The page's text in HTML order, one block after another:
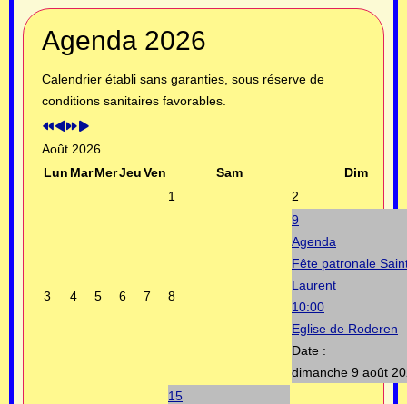
Agenda 2026
Calendrier établi sans garanties, sous réserve de
conditions sanitaires favorables.
Année
précédente
précédent
suivante
suivant
Août 2026
Lun MarMerJeuVen Sam
Dim
1
2
3 4 5 6 7 8
9
Agenda
Fête patronale
Laurent
10:00
Eglise de Roderen
Date :
dimanche 9 août
15